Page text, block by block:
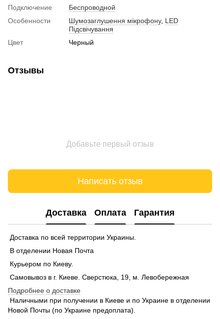
Подключение
Беспроводной
Особенности
Шумозаглушення мікрофону, LED
Підсвічування
Цвет
Черный
Отзывы
Добавьте первый отзыв
Написать отзыв
Доставка Оплата Гарантия
Доставка по всей территории Украины.
В отделении Новая Почта
Курьером по Киеву.
Самовывоз в г. Киеве. Сверстюка, 19, м. Левобережная
Подробнее о доставке
Наличными при получении в Киеве и по Украине в отделении
Новой Почты (по Украине предоплата).